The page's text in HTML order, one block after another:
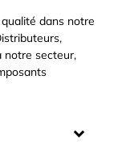
dans notre
notre secteur,